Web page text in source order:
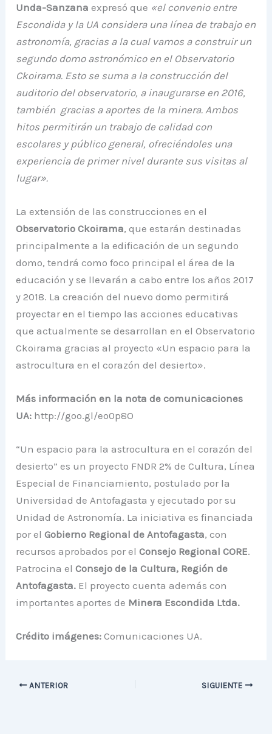
Unda-Sanzana expresó que «el convenio entre
Escondida y la UA considera una línea de trabajo en
astronomía, gracias a la cual vamos a construir un
segundo domo astronómico en el Observatorio
Ckoirama. Esto se suma a la construcción del
auditorio del observatorio, a inaugurarse en 2016,
también gracias a aportes de la minera. Ambos
hitos permitirán un trabajo de calidad con
escolares y público general, ofreciéndoles una
experiencia de primer nivel durante sus visitas al
lugar».
La extensión de las construcciones en el
Observatorio Ckoirama, que estarán destinadas
principalmente a la edificación de un segundo
domo, tendrá como foco principal el área de la
educación y se llevarán a cabo entre los años 2017
y 2018. La creación del nuevo domo permitirá
proyectar en el tiempo las acciones educativas
que actualmente se desarrollan en el Observatorio
Ckoirama gracias al proyecto «Un espacio para la
astrocultura en el corazón del desierto».
Más información en la nota de comunicaciones
UA: http://goo.gl/eo0p8O
“Un espacio para la astrocultura en el corazón del
desierto” es un proyecto FNDR 2% de Cultura, Línea
Especial de Financiamiento, postulado por la
Universidad de Antofagasta y ejecutado por su
Unidad de Astronomía. La iniciativa es financiada
por elGobierno Regional de Antofagasta, con
recursos aprobados por elConsejo Regional CORE.
Patrocina elConsejo de la Cultura, Región de
Antofagasta. El proyecto cuenta además con
importantes aportes de Minera Escondida Ltda.
Crédito imágenes: Comunicaciones UA.
ANTERIOR SIGUIENTE